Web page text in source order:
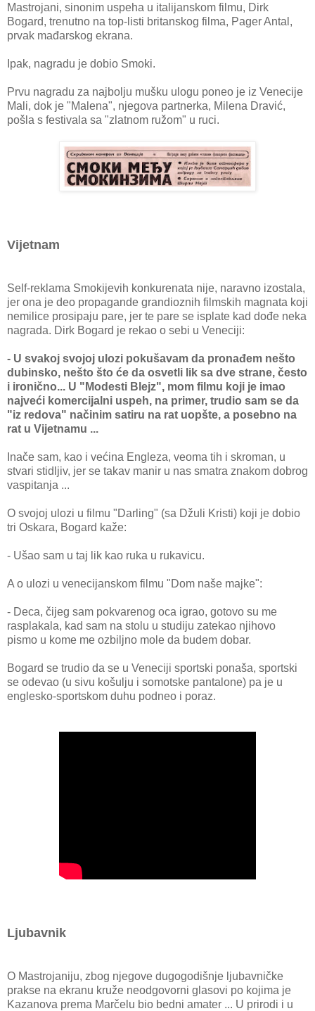
Mastrojani, sinonim uspeha u italijanskom filmu, Dirk
Bogard, trenutno na top-listi britanskog filma, Pager Antal,
prvak mađarskog ekrana.
Ipak, nagradu je dobio Smoki.
Prvu nagradu za najbolju mušku ulogu poneo je iz Venecije
Mali, dok je "Malena", njegova partnerka, Milena Dravić,
pošla s festivala sa "zlatnom ružom" u ruci.
Vijetnam
Self-reklama Smokijevih konkurenata nije, naravno izostala,
jer ona je deo propagande grandioznih filmskih magnata koji
nemilice prosipaju pare, jer te pare se isplate kad dođe neka
nagrada. Dirk Bogard je rekao o sebi u Veneciji:
- U svakoj svojoj ulozi pokušavam da pronađem nešto
dubinsko, nešto što će da osvetli lik sa dve strane, često
i ironično... U "Modesti Blejz", mom filmu koji je imao
najveći komercijalni uspeh, na primer, trudio sam se da
"iz redova" načinim satiru na rat uopšte, a posebno na
rat u Vijetnamu ...
Inače sam, kao i većina Engleza, veoma tih i skroman, u
stvari stidljiv, jer se takav manir u nas smatra znakom dobrog
vaspitanja ...
O svojoj ulozi u filmu "Darling" (sa Džuli Kristi) koji je dobio
tri Oskara, Bogard kaže:
- Ušao sam u taj lik kao ruka u rukavicu.
A o ulozi u venecijanskom filmu "Dom naše majke":
- Deca, čijeg sam pokvarenog oca igrao, gotovo su me
rasplakala, kad sam na stolu u studiju zatekao njihovo
pismo u kome me ozbiljno mole da budem dobar.
Bogard se trudio da se u Veneciji sportski ponaša, sportski
se odevao (u sivu košulju i somotske pantalone) pa je u
englesko-sportskom duhu podneo i poraz.
Ljubavnik
O Mastrojaniju, zbog njegove dugogodišnje ljubavničke
prakse na ekranu kruže neodgovorni glasovi po kojima je
Kazanova prema Marčelu bio bedni amater ... U prirodi i u